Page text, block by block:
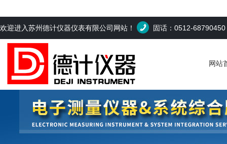
欢迎进入苏州德计仪器仪表有限公司网站！ 固话：0512-68790450
网站